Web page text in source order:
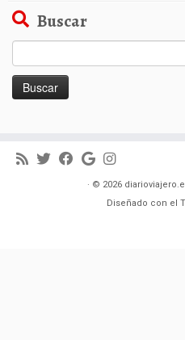
Buscar
· © 2026
Diseñado con el